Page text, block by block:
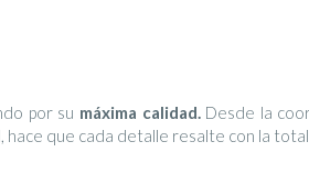
por su máxima calidad.Desde la
que cada detalle resalte con la